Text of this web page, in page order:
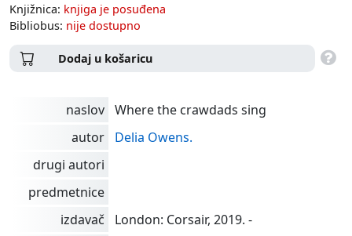
Knjižnica: knjiga je posuđena
Bibliobus: nije dostupno
Dodaj u košaricu
naslov Where the crawdads sing
autor
Delia Owens.
drugi autori
predmetnice
izdavač
London: Corsair, 2019. -